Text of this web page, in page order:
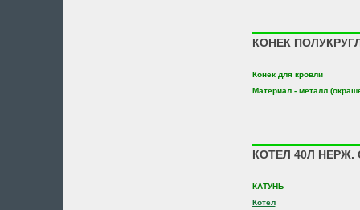
КОНЕК
Конек для кровли
Материал - металл
КОТЕЛ 40Л
КАТУНЬ
Котел